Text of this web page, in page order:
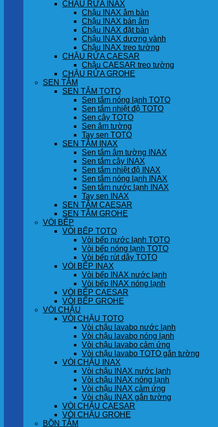
CHẬU RỬA INAX
Chậu INAX âm bàn
Chậu INAX bán âm
Chậu INAX đặt bàn
Chậu INAX dương vành
Chậu INAX treo tường
CHẬU RỬA CAESAR
Chậu CAESAR treo tường
CHẬU RỬA GROHE
SEN TẮM
SEN TẮM TOTO
Sen tắm nóng lạnh TOTO
Sen tắm nhiệt độ TOTO
Sen cây TOTO
Sen âm tường
Tay sen TOTO
SEN TẮM INAX
Sen tắm âm tường INAX
Sen tắm cây INAX
Sen tắm nhiệt độ INAX
Sen tắm nóng lạnh INAX
Sen tắm nước lạnh INAX
Tay sen INAX
SEN TẮM CAESAR
SEN TẮM GROHE
VÒI BẾP
VÒI BẾP TOTO
Vòi bếp nước lạnh TOTO
Vòi bếp nóng lạnh TOTO
Vòi bếp rút dây TOTO
VÒI BẾP INAX
Vòi bếp INAX nước lạnh
Vòi bếp INAX nóng lạnh
VÒI BẾP CAESAR
VÒI BẾP GROHE
VÒI CHẬU
VÒI CHẬU TOTO
Vòi chậu lavabo nước lạnh
Vòi chậu lavabo nóng lạnh
Vòi chậu lavabo cảm ứng
Vòi chậu lavabo TOTO gắn tường
VÒI CHẬU INAX
Vòi chậu INAX nước lạnh
Vòi chậu INAX nóng lạnh
Vòi chậu INAX cảm ứng
Vòi chậu INAX gắn tường
VÒI CHẬU CAESAR
VÒI CHẬU GROHE
BỒN TẮM